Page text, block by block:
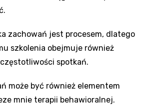
zachowań jest procesem, dlatego
szkolenia obejmuje również
spotkań.
może być również elementem
mnie terapii behawioralnej.